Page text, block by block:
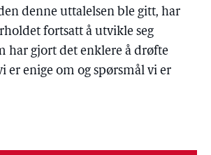
denne uttalelsen ble gitt, har
fortsatt å utvikle seg
har gjort det enklere å drøfte
er enige om og spørsmål vi er